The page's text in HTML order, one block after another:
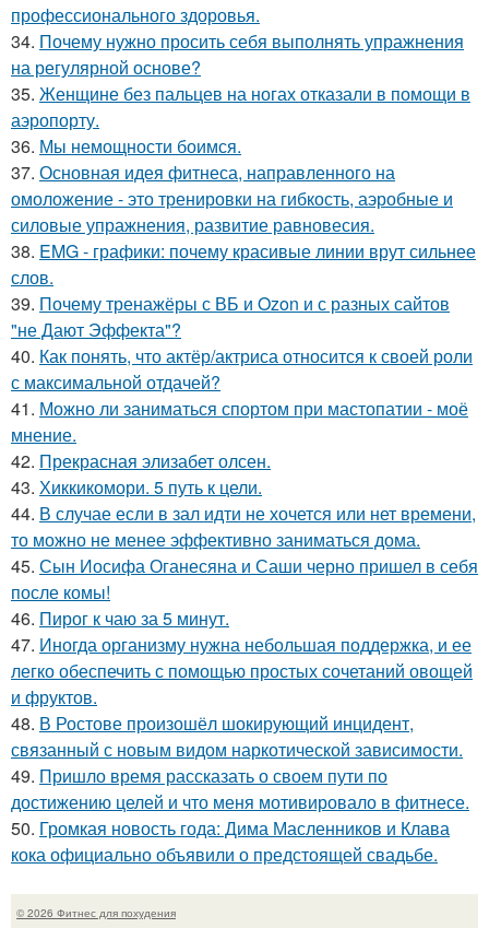
профессионального здоровья.
34. Почему нужно просить себя выполнять упражнения
на регулярной основе?
35. Женщине без пальцев на ногах отказали в помощи в
аэропорту.
36. Мы немощности боимся.
37. Основная идея фитнеса, направленного на
омоложение - это тренировки на гибкость, аэробные и
силовые упражнения, развитие равновесия.
38. EMG - графики: почему красивые линии врут сильнее
слов.
39. Почему тренажёры с ВБ и Ozon и с разных сайтов
"не Дают Эффекта"?
40. Как понять, что актёр/актриса относится к своей роли
с максимальной отдачей?
41. Можно ли заниматься спортом при мастопатии - моё
мнение.
42. Прекрасная элизабет олсен.
43. Хиккикомори. 5 путь к цели.
44. В случае если в зал идти не хочется или нет времени,
то можно не менее эффективно заниматься дома.
45. Сын Иосифа Оганесяна и Саши черно пришел в себя
после комы!
46. Пирог к чаю за 5 минут.
47. Иногда организму нужна небольшая поддержка, и ее
легко обеспечить с помощью простых сочетаний овощей
и фруктов.
48. В Ростове произошёл шокирующий инцидент,
связанный с новым видом наркотической зависимости.
49. Пришло время рассказать о своем пути по
достижению целей и что меня мотивировало в фитнесе.
50. Громкая новость года: Дима Масленников и Клава
кока официально объявили о предстоящей свадьбе.
© 2026 Фитнес для похудения